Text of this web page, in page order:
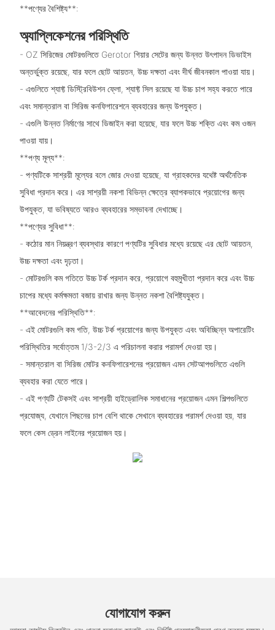
**পণ্যের বৈশিষ্ট্য**:
অ্যাপ্লিকেশনের পরিস্থিতি
- OZ সিরিজের মোটরগুলিতে Gerotor গিয়ার সেটের জন্য উন্নত উৎপাদন ডিভাইস
অন্তর্ভুক্ত রয়েছে, যার ফলে ছোট আয়তন, উচ্চ দক্ষতা এবং দীর্ঘ জীবনকাল পাওয়া যায়।
- এগুলিতে শ্যাফ্ট ডিস্ট্রিবিউশন ফ্লো, শ্যাফ্ট সিল রয়েছে যা উচ্চ চাপ সহ্য করতে পারে
এবং সমান্তরাল বা সিরিজ কনফিগারেশনে ব্যবহারের জন্য উপযুক্ত।
- এগুলি উন্নত নির্মাণের সাথে ডিজাইন করা হয়েছে, যার ফলে উচ্চ শক্তি এবং কম ওজন
পাওয়া যায়।
**পণ্য মূল্য**:
- পণ্যটিকে সাশ্রয়ী মূল্যের বলে জোর দেওয়া হয়েছে, যা গ্রাহকদের যথেষ্ট অর্থনৈতিক
সুবিধা প্রদান করে। এর সাশ্রয়ী নকশা বিভিন্ন ক্ষেত্রে ব্যাপকভাবে প্রয়োগের জন্য
উপযুক্ত, যা ভবিষ্যতে আরও ব্যবহারের সম্ভাবনা দেখাচ্ছে।
**পণ্যের সুবিধা**:
- কঠোর মান নিয়ন্ত্রণ ব্যবস্থার কারণে পণ্যটির সুবিধার মধ্যে রয়েছে এর ছোট আয়তন,
উচ্চ দক্ষতা এবং দৃঢ়তা।
- মোটরগুলি কম গতিতে উচ্চ টর্ক প্রদান করে, প্রয়োগে বহুমুখীতা প্রদান করে এবং উচ্চ
চাপের মধ্যে কর্মক্ষমতা বজায় রাখার জন্য উন্নত নকশা বৈশিষ্ট্যযুক্ত।
**আবেদনের পরিস্থিতি**:
- এই মোটরগুলি কম গতি, উচ্চ টর্ক প্রয়োগের জন্য উপযুক্ত এবং অবিচ্ছিন্ন অপারেটিং
পরিস্থিতির সর্বোত্তম 1/3-2/3 এ পরিচালনা করার পরামর্শ দেওয়া হয়।
- সমান্তরাল বা সিরিজ মোটর কনফিগারেশনের প্রয়োজন এমন সেটআপগুলিতে এগুলি
ব্যবহার করা যেতে পারে।
- এই পণ্যটি টেকসই এবং সাশ্রয়ী হাইড্রোলিক সমাধানের প্রয়োজন এমন শিল্পগুলিতে
প্রযোজ্য, যেখানে পিছনের চাপ বেশি থাকে সেখানে ব্যবহারের পরামর্শ দেওয়া হয়, যার
ফলে কেস ড্রেন লাইনের প্রয়োজন হয়।
যোগাযোগ করুন